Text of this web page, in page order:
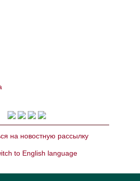
на новостную рассылку
to English language